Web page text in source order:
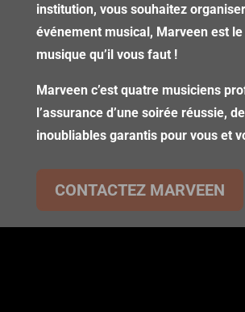
institution, vous souhaitez
événement musical, Marveen est
musique qu’il vous faut !
Marveen c’est quatre musiciens
l’assurance d’une soirée réussie,
inoubliables garantis pour vous et
CONTACTEZ MARVEEN